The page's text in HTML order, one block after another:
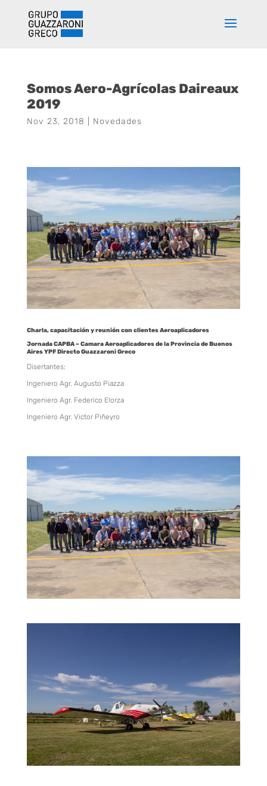
Somos Aero-Agrícolas Daireaux
2019
Nov 23, 2018 Novedades
Charla, capacitación y reunión con clientes Aeroaplicadores
Jornada CAPBA – Camara Aeroaplicadores de la Provincia de Buenos
Aires YPF Directo Guazzaroni Greco
Disertantes:
Ingeniero Agr. Augusto Piazza
Ingeniero Agr. Federico Elorza
Ingeniero Agr. Victor Piñeyro